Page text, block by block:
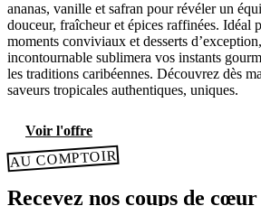
ananas, vanille et safran pour révéler un
douceur, fraîcheur et épices raffinées. Idéal
moments conviviaux et desserts
incontournable sublimera vos instants
les traditions caribéennes. Découvrez dès
saveurs tropicales authentiques, uniques.
Voir l'offre
AU COMPTOIR
Recevez nos coups de